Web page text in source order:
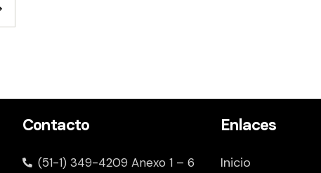
Contacto
(51-1) 349-4209 Anexo 1 – 6
Enlaces
Inicio